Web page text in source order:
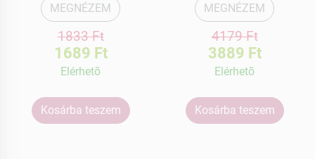
MEGNÉZEM
1833 Ft
1689 Ft
Elérhetõ
Kosárba teszem
MEGNÉZEM
4179 Ft
3889 Ft
Elérhetõ
Kosárba teszem